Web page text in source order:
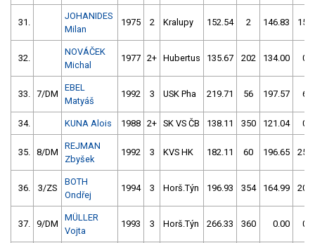
31.
JOHANIDES
Milan
1975 2 Kralupy 152.54 2 146.83 150
32.
NOVÁČEK
Michal
1977 2+ Hubertus 135.67 202 134.00 0
33. 7/DM
EBEL
Matyáš
1992 3 USK Pha 219.71 56 197.57 6
34. KUNA Alois 1988 2+ SK VS ČB 138.11 350 121.04 0
35. 8/DM
REJMAN
Zbyšek
1992 3 KVS HK 182.11 60 196.65 258
36. 3/ZS
BOTH
Ondřej
1994 3 Horš.Týn 196.93 354 164.99 206
37. 9/DM
MÜLLER
Vojta
1993 3 Horš.Týn 266.33 360 0.00 0